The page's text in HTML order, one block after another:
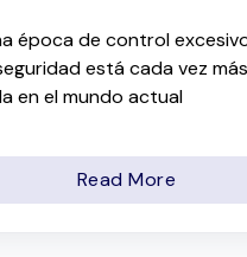
época de control
está cada vez más
en el mundo actual
Read More